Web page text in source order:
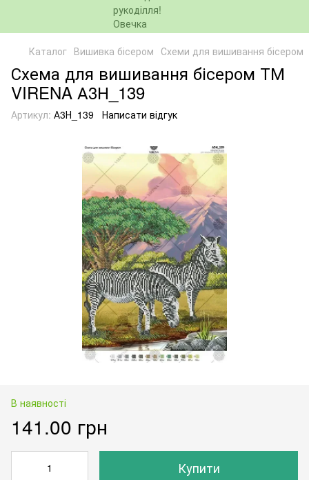
Каталог Вишивка бісером Схеми для вишивання бісером
Схема для вишивання бісером ТМ
VIRENA А3Н_139
Артикул: А3Н_139 Написати відгук
В наявності
141.00 грн
Купити